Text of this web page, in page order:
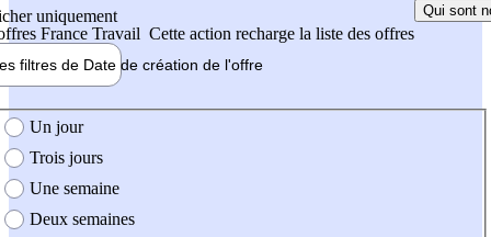
uniquement
France Travail Cette action recharge la liste des offres
Qui sont
filtres de Date de création de l'offre
création de l'offre
Un jour
Trois jours
Une semaine
Deux semaines